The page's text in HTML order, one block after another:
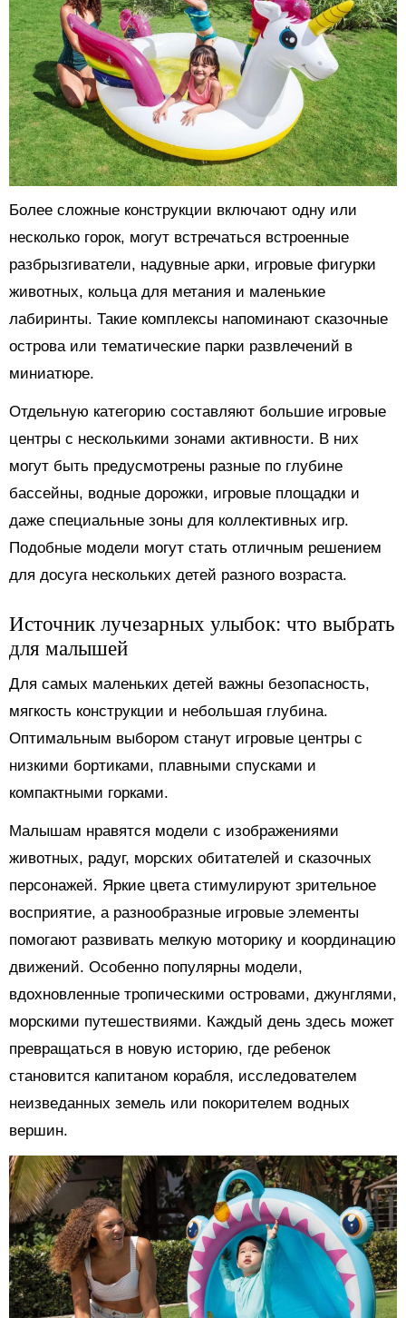
Более сложные конструкции включают одну или
несколько горок, могут встречаться встроенные
разбрызгиватели, надувные арки, игровые фигурки
животных, кольца для метания и маленькие
лабиринты. Такие комплексы напоминают сказочные
острова или тематические парки развлечений в
миниатюре.
Отдельную категорию составляют большие игровые
центры с несколькими зонами активности. В них
могут быть предусмотрены разные по глубине
бассейны, водные дорожки, игровые площадки и
даже специальные зоны для коллективных игр.
Подобные модели могут стать отличным решением
для досуга нескольких детей разного возраста.
Источник лучезарных улыбок: что выбрать
для малышей
Для самых маленьких детей важны безопасность,
мягкость конструкции и небольшая глубина.
Оптимальным выбором станут игровые центры с
низкими бортиками, плавными спусками и
компактными горками.
Малышам нравятся модели с изображениями
животных, радуг, морских обитателей и сказочных
персонажей. Яркие цвета стимулируют зрительное
восприятие, а разнообразные игровые элементы
помогают развивать мелкую моторику и координацию
движений. Особенно популярны модели,
вдохновленные тропическими островами, джунглями,
морскими путешествиями. Каждый день здесь может
превращаться в новую историю, где ребенок
становится капитаном корабля, исследователем
неизведанных земель или покорителем водных
вершин.